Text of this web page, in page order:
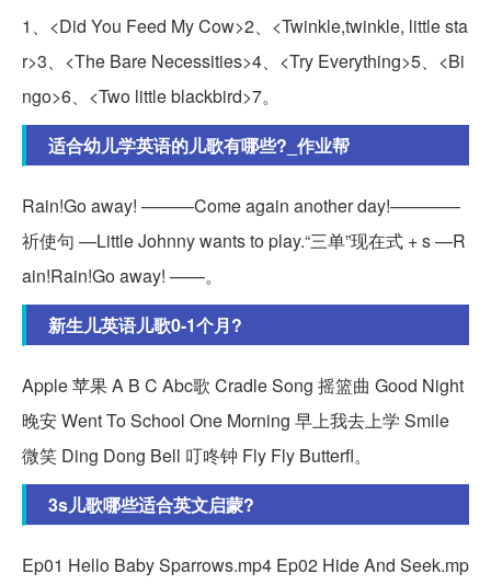
1、<Did You Feed My Cow>2、<Twinkle,twinkle, little sta
r>3、<The Bare Necessities>4、<Try Everything>5、<Bi
ngo>6、<Two little blackbird>7。
适合幼儿学英语的儿歌有哪些?_作业帮
Rain!Go away! ———Come again another day!————
祈使句 —Little Johnny wants to play.“三单”现在式 + s —R
ain!Rain!Go away! ——。
新生儿英语儿歌0-1个月?
Apple 苹果 A B C Abc歌 Cradle Song 摇篮曲 Good Night
晚安 Went To School One Morning 早上我去上学 Smile
微笑 Ding Dong Bell 叮咚钟 Fly Fly Butterfl。
3s儿歌哪些适合英文启蒙?
Ep01 Hello Baby Sparrows.mp4 Ep02 Hide And Seek.mp